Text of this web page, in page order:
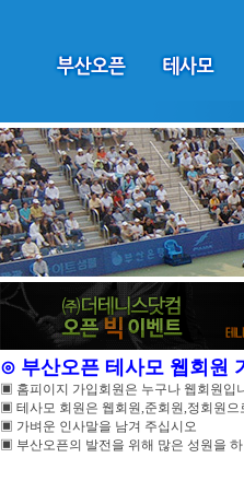
⊙ 부산오픈 테사모 웹회원
▣ 홈피이지 가입회원은 누구나 웹회원입
▣ 테사모 회원은 웹회원,준회원,정회원으
▣ 가벼운 인사말을 남겨 주십시오
▣ 부산오픈의 발전을 위해 많은 성원을